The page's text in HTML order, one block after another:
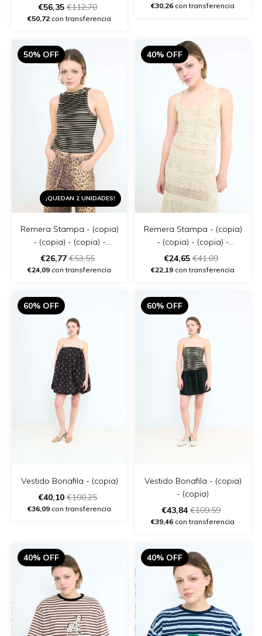
€56,35 €112,70
€50,72 con transferencia
€30,26 con transferencia
50% OFF
¡QUEDAN 2 UNIDADES!
Remera Stampa - (copia)
- (copia) - (copia) -
(copia) - (copia)
€26,77 €53,55
€24,09 con transferencia
40% OFF
Remera Stampa - (copia)
- (copia) - (copia) -
(copia) - (copia) - (copia)
€24,65 €41,09
€22,19 con transferencia
60% OFF
Vestido Bonafila - (copia)
€40,10 €100,25
€36,09 con transferencia
60% OFF
Vestido Bonafila - (copia)
- (copia)
€43,84€109,59
€39,46 con transferencia
40% OFF 40% OFF